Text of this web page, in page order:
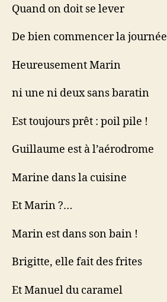
Quand on doit se lever
De bien commencer la journée
Heureusement Marin
ni une ni deux sans baratin
Est toujours prêt : poil pile !
Guillaume est à l’aérodrome
Marine dans la cuisine
Et Marin ?…
Marin est dans son bain !
Brigitte, elle fait des frites
Et Manuel du caramel